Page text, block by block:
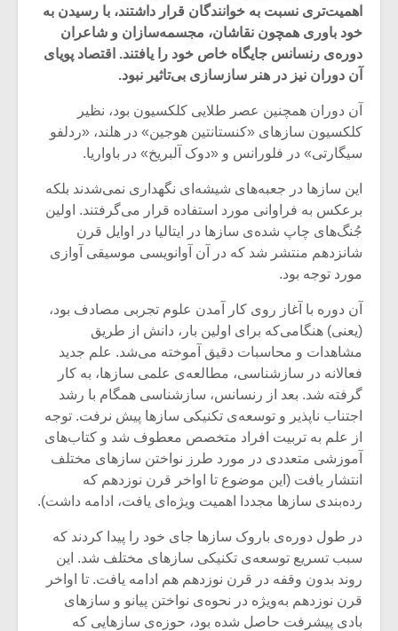
اهمیت‌تری نسبت به خوانندگان قرار داشتند، با رسیدن به
خود باوری همچون نقاشان، مجسمه‌سازان و شاعران
دوره‌ی رنسانس جایگاه خاص خود را یافتند. اقتصاد پویای
آن دوران نیز در هنر سازسازی بی‌تاثیر نبود.
آن دوران همچنین عصر طلایی کلکسیون بود، نظیر
کلکسیون‌ سازهای «کنستانتین هوجین» در هلند، «ردلفو
سیگارتی» در فلورانس و «دوک آلبریخ» در باواریا.
این سازها در جعبه‌های شیشه‌ای نگهداری نمی‌شدند بلکه
برعکس به فراوانی مورد استفاده قرار می‌گرفتند. اولین
جُنگ‌های چاپ شده‌ی ساز‌ها در ایتالیا در اوایل قرن
شانزدهم منتشر شد که در آن آوانویسی موسیقی آوازی
مورد توجه بود.
آن دوره با آغاز روی کار آمدن علوم تجربی مصادف بود،
(یعنی) هنگامی‌که برای اولین بار، دانش از طریق
مشاهدات و محاسبات دقیق آموخته می‌شد. علم جدید
فعالانه در سازشناسی، مطالعه‌ی علمی سازها، به کار
گرفته شد. بعد از رنسانس، سازشناسی همگام با رشد
اجتناب ناپذیر و توسعه‌ی تکنیکی سازها پیش نرفت. توجه
از علم به تربیت افراد متخصص معطوف شد و کتاب‌های
آموزشی متعددی در مورد طرز نواختن ساز‌های مختلف
انتشار یافت (این موضوع تا اواخر قرن نوزدهم که
رده‌بندی سازها مجددا اهمیت ویژه‌ای یافت، ادامه داشت).
در طول دوره‌ی باروک سازها جای خود را پیدا کردند که
سبب تسریع توسعه‌ی تکنیکی سازهای مختلف شد. این
روند بدون وقفه در قرن نوزدهم هم ادامه یافت. تا اواخر
قرن نوزدهم به‌ویژه در نحوه‌ی نواختن پیانو و سازهای
بادی پیشرفت حاصل شده بود، حوزه‌ی سازهایی که
یادداشتی بر موسیقی
متن فیلم «متری
شیش و نیم»
بدنام ترین باش
دوره